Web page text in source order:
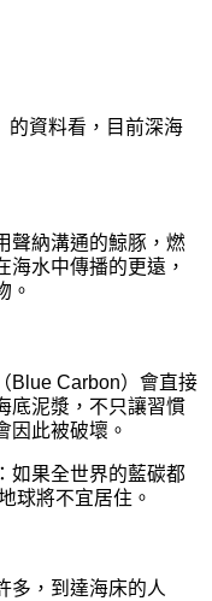
的資料看，目前深海
聲納溝通的鯨豚，燃
海水中傳播的更遠，
。
Blue Carbon）會直接
底泥漿，不只讓習慣
因此被破壞。
如果全世界的藍碳都
球將不宜居住。
多，到達海床的人